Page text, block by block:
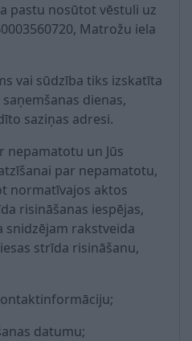
pastu nosūtot vēstuli uz
Matrožu iela
vai sūdzība tiks izskatīta
dienas,
saziņas adresi.
nepamatotu un Jūs
par nepamatotu,
normatīvajos aktos
risināšanas iespējas,
snidzējam rakstveida
strīda risināšanu,
datumu;